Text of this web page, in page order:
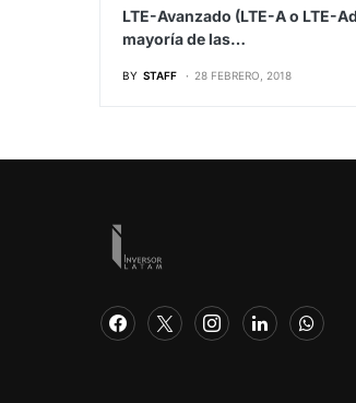
LTE-Avanzado (LTE-A o LTE-
mayoría de las…
BY STAFF 28 FEBRERO, 2018